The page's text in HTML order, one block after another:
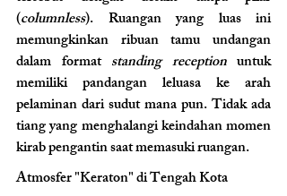
(columnless). Ruangan yang luas ini
memungkinkan ribuan tamu undangan
dalam format standing reception untuk
memiliki pandangan leluasa ke arah
pelaminan dari sudut mana pun. Tidak ada
tiang yang menghalangi keindahan momen
kirab pengantin saat memasuki ruangan.
Atmosfer "Keraton" di Tengah Kota